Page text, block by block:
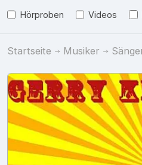
Hörproben Videos
Startseite Musiker